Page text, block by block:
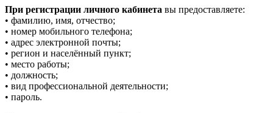
При регистрации личного кабинета вы предоставляете:
• фамилию, имя, отчество;
• номер мобильного телефона;
• адрес электронной почты;
• регион и населённый пункт;
• место работы;
• должность;
• вид профессиональной деятельности;
• пароль.